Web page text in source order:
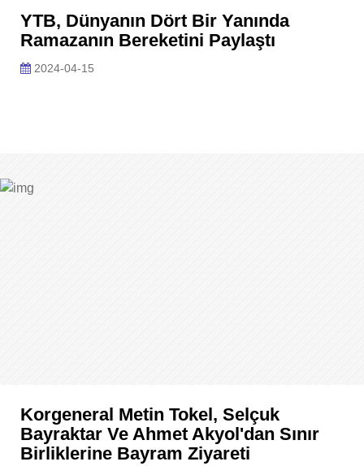
YTB, Dünyanın Dört Bir Yanında
Ramazanın Bereketini Paylaştı
2024-04-15
Korgeneral Metin Tokel, Selçuk
Bayraktar Ve Ahmet Akyol'dan Sınır
Birliklerine Bayram Ziyareti